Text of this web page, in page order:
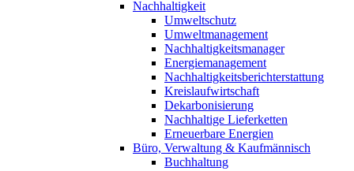
Nachhaltigkeit
Umweltschutz
Umweltmanagement
Nachhaltigkeitsmanager
Energiemanagement
Nachhaltigkeitsberichterstattung
Kreislaufwirtschaft
Dekarbonisierung
Nachhaltige Lieferketten
Erneuerbare Energien
Büro, Verwaltung & Kaufmännisch
Buchhaltung